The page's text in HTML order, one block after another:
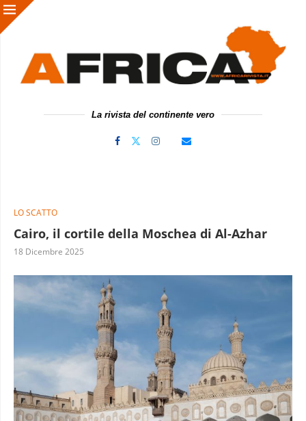
La rivista del continente vero
LO SCATTO
Cairo, il cortile della Moschea di Al-Azhar
18 Dicembre 2025